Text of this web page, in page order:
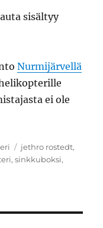
Nurmijärvellä
ei ole
Avainsanat
jethro rostedt,
,sinkkuboksi,